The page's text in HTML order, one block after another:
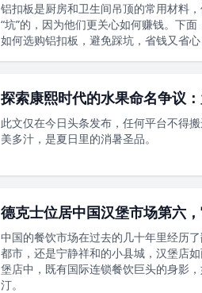
铝扣板是厨房和卫生间吊顶的常用材料
“坑”的，因为他们更关心如何赚钱。下
如何选购铝扣板，避免踩坑，省钱又省心
探索康熙时代的水果命名争议
此文仅在今日头条发布，任何平台不得
美多汁，是夏日里的消暑圣品。
德克士位居中国汉堡市场第六
中国的餐饮市场在过去的几十年里经历
都市，还是宁静祥和的小县城，汉堡店
堡店中，既有国际连锁餐饮巨头的身影
汀。